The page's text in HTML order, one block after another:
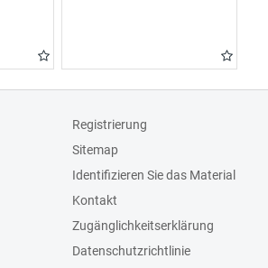
Registrierung
Sitemap
Identifizieren Sie das Material
Kontakt
Zugänglichkeitserklärung
Datenschutzrichtlinie